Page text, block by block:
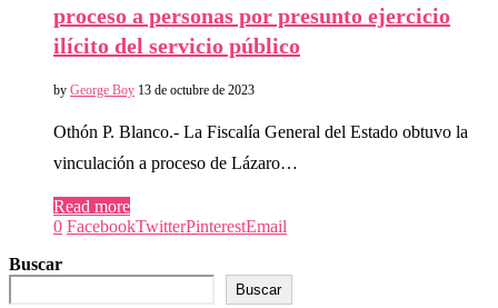
proceso a personas por presunto ejercicio
ilícito del servicio público
by George Boy 13 de octubre de 2023
Othón P. Blanco.- La Fiscalía General del Estado obtuvo la
vinculación a proceso de Lázaro…
Read more
0 FacebookTwitterPinterestEmail
Buscar
Buscar